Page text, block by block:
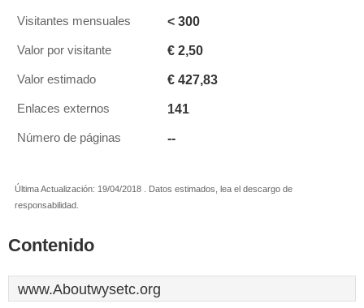
Visitantes mensuales < 300
Valor por visitante € 2,50
Valor estimado € 427,83
Enlaces externos 141
Número de páginas --
Última Actualización: 19/04/2018 . Datos estimados, lea el descargo de
responsabilidad.
Contenido
www.Aboutwysetc.org